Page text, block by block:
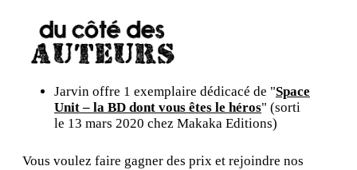
Jarvin offre 1 exemplaire dédicacé de "Space
Unit – la BD dont vous êtes le héros" (sorti
le 13 mars 2020 chez Makaka Editions)
Vous voulez faire gagner des prix et rejoindre nos